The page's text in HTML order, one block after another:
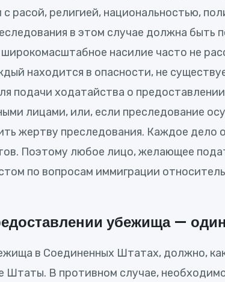
расой, религией, национальностью,
в этом случае должна быть
насилие часто не
находится в опасности, не
подачи ходатайства о
лицами, или, если преследование
жертву преследования. Каждое дело
Поэтому любое лицо, желающее
по вопросам иммиграции
убежища —
в Соединенных Штатах, должно,
Штаты. В противном случае,